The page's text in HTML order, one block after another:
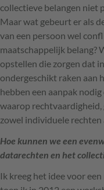
collectieve belangen niet
Maar wat gebeurt er als
van een persoon wel
maatschappelijk belang?
opstellen die zorgen dat
ondergeschikt raken aan
hebben een aanpak
waarop
zowel individuele rechten
Hoe kunnen we een
datarechten en het
Ik kreeg het idee voor